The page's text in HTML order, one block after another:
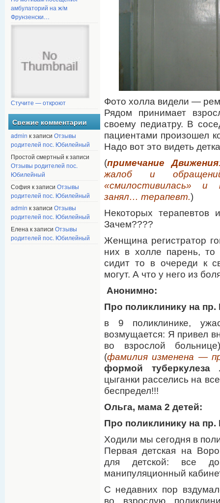
амбулаторий на ж/м
Фрунзенски…
Стучите — откроют
Свежие комментарии
admin к записи Отзывы
родителей пос. Юбилейный
Простой смертный к записи
Отзывы родителей пос.
Юбилейный
София к записи Отзывы
родителей пос. Юбилейный
admin к записи Отзывы
родителей пос. Юбилейный
Елена к записи Отзывы
родителей пос. Юбилейный
Фото холла видели —
Рядом принимает
своему педиатру. В
пациентами произошел
Надо вот это видеть
(примечание Движения
жалоб и
«смилостивилась» и
занял… терапевт.)
Некоторых терапевтов
Зачем????
Женщина регистратор
них в холле парень,
сидит то в очереди к
могут. А что у него из
Анонимно:
Про поликлинику на
в 9 поликлинике,
возмущается: Я привел
во взрослой
(фамилия изменена —
формой туберкулеза
цыганки расселись на
беспредел!!!
Ольга, мама 2 детей:
Про поликлинику на
Ходили мы сегодня в
Первая детская на
для детской: все
манипуляционный
С недавних пор
во взрослую